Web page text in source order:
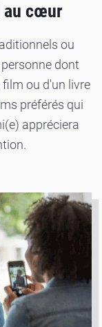
au cœur
ou
dont
ou d'un livre
préférés qui
appréciera